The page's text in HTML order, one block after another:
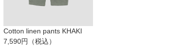
Cotton linen pants KHAKI
7,590円（税込）